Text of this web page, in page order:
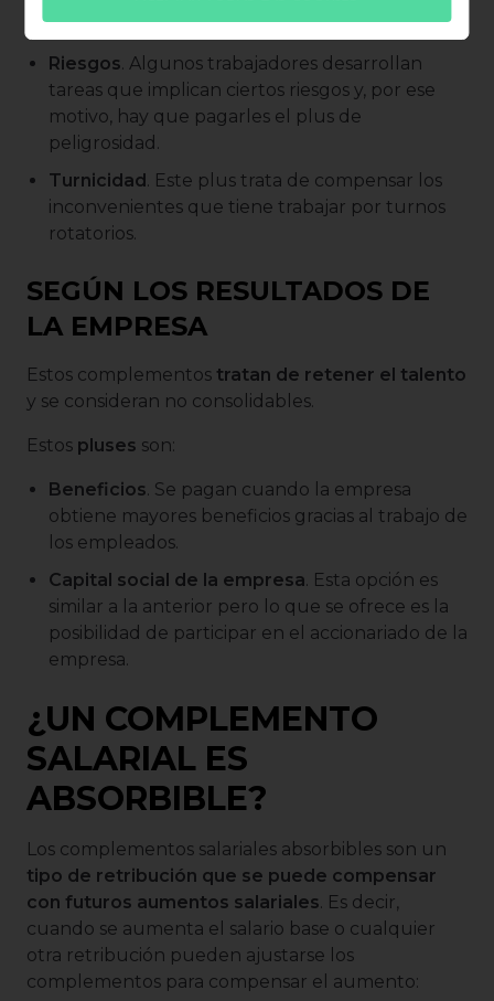
Canarias y Baleares.
Riesgos. Algunos trabajadores desarrollan
tareas que implican ciertos riesgos y, por ese
motivo, hay que pagarles el plus de
peligrosidad.
Turnicidad. Este plus trata de compensar los
inconvenientes que tiene trabajar por turnos
rotatorios.
SEGÚN LOS RESULTADOS DE
LA EMPRESA
Estos complementos tratan de retener el talento
y se consideran no consolidables.
Estos pluses son:
Beneficios. Se pagan cuando la empresa
obtiene mayores beneficios gracias al trabajo de
los empleados.
Capital social de la empresa. Esta opción es
similar a la anterior pero lo que se ofrece es la
posibilidad de participar en el accionariado de la
empresa.
¿UN COMPLEMENTO
SALARIAL ES
ABSORBIBLE?
Los complementos salariales absorbibles son un
tipo de retribución que se puede compensar
con futuros aumentos salariales. Es decir,
cuando se aumenta el salario base o cualquier
otra retribución pueden ajustarse los
complementos para compensar el aumento: